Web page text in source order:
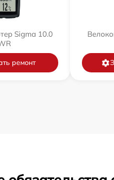
Sigma 10.0
ремонт